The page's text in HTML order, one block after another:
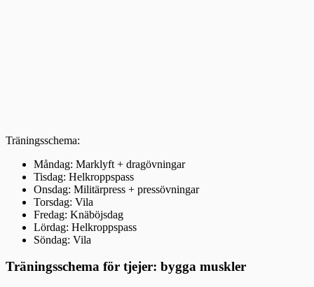
Träningsschema:
Måndag: Marklyft + dragövningar
Tisdag: Helkroppspass
Onsdag: Militärpress + pressövningar
Torsdag: Vila
Fredag: Knäböjsdag
Lördag: Helkroppspass
Söndag: Vila
Träningsschema för tjejer: bygga muskler